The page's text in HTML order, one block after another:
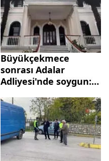
Büyükçekmece
sonrası Adalar
Adliyesi'nde soygun: